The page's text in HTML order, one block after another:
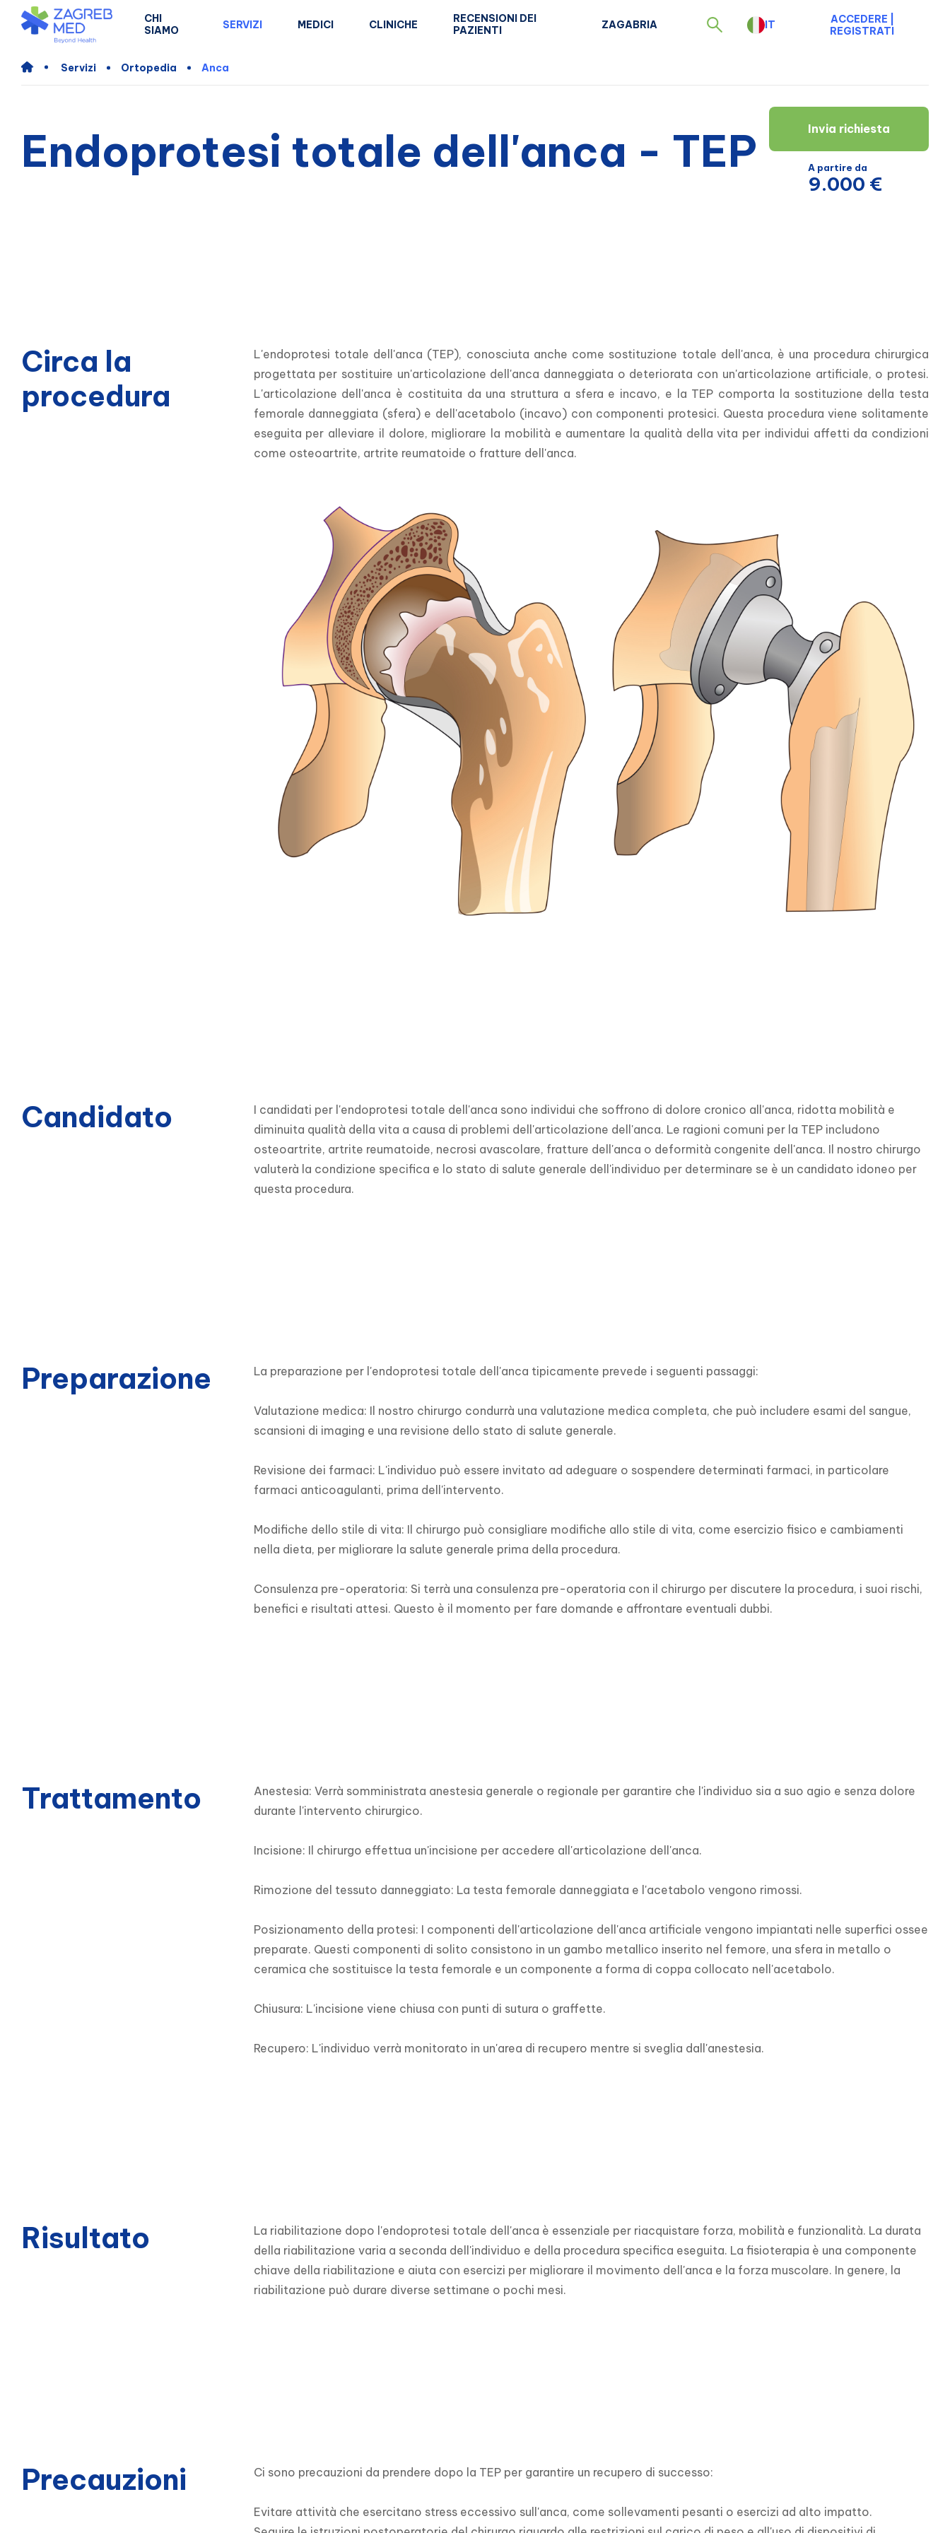
CHI
SIAMO
SERVIZI MEDICI CLINICHE
RECENSIONI DEI
PAZIENTI
ZAGABRIA IT ACCEDERE
REGISTRATI
Servizi Ortopedia Anca
Endoprotesi totale dell'anca - TEP Invia richiesta
A partire da
9.000 €
Circa la
procedura
L'endoprotesi totale dell'anca (TEP), conosciuta anche come sostituzione totale dell'anca, è una procedura chirurgica
progettata per sostituire un'articolazione dell'anca danneggiata o deteriorata con un'articolazione artificiale, o protesi.
L'articolazione dell'anca è costituita da una struttura a sfera e incavo, e la TEP comporta la sostituzione della testa
femorale danneggiata (sfera) e dell'acetabolo (incavo) con componenti protesici. Questa procedura viene solitamente
eseguita per alleviare il dolore, migliorare la mobilità e aumentare la qualità della vita per individui affetti da condizioni
come osteoartrite, artrite reumatoide o fratture dell'anca.
Candidato
I candidati per l'endoprotesi totale dell'anca sono individui che soffrono di dolore cronico all'anca, ridotta mobilità e
diminuita qualità della vita a causa di problemi dell'articolazione dell'anca. Le ragioni comuni per la TEP includono
osteoartrite, artrite reumatoide, necrosi avascolare, fratture dell'anca o deformità congenite dell'anca. Il nostro chirurgo
valuterà la condizione specifica e lo stato di salute generale dell'individuo per determinare se è un candidato idoneo per
questa procedura.
Preparazione La preparazione per l'endoprotesi totale dell'anca tipicamente prevede i seguenti passaggi:
Valutazione medica: Il nostro chirurgo condurrà una valutazione medica completa, che può includere esami del sangue,
scansioni di imaging e una revisione dello stato di salute generale.
Revisione dei farmaci: L'individuo può essere invitato ad adeguare o sospendere determinati farmaci, in particolare
farmaci anticoagulanti, prima dell'intervento.
Modifiche dello stile di vita: Il chirurgo può consigliare modifiche allo stile di vita, come esercizio fisico e cambiamenti
nella dieta, per migliorare la salute generale prima della procedura.
Consulenza pre-operatoria: Si terrà una consulenza pre-operatoria con il chirurgo per discutere la procedura, i suoi rischi,
benefici e risultati attesi. Questo è il momento per fare domande e affrontare eventuali dubbi.
Trattamento
Anestesia: Verrà somministrata anestesia generale o regionale per garantire che l'individuo sia a suo agio e senza dolore
durante l'intervento chirurgico.
Incisione: Il chirurgo effettua un'incisione per accedere all'articolazione dell'anca.
Rimozione del tessuto danneggiato: La testa femorale danneggiata e l'acetabolo vengono rimossi.
Posizionamento della protesi: I componenti dell'articolazione dell'anca artificiale vengono impiantati nelle superfici ossee
preparate. Questi componenti di solito consistono in un gambo metallico inserito nel femore, una sfera in metallo o
ceramica che sostituisce la testa femorale e un componente a forma di coppa collocato nell'acetabolo.
Chiusura: L'incisione viene chiusa con punti di sutura o graffette.
Recupero: L'individuo verrà monitorato in un'area di recupero mentre si sveglia dall'anestesia.
Risultato
La riabilitazione dopo l'endoprotesi totale dell'anca è essenziale per riacquistare forza, mobilità e funzionalità. La durata
della riabilitazione varia a seconda dell'individuo e della procedura specifica eseguita. La fisioterapia è una componente
chiave della riabilitazione e aiuta con esercizi per migliorare il movimento dell'anca e la forza muscolare. In genere, la
riabilitazione può durare diverse settimane o pochi mesi.
Precauzioni Ci sono precauzioni da prendere dopo la TEP per garantire un recupero di successo:
Evitare attività che esercitano stress eccessivo sull'anca, come sollevamenti pesanti o esercizi ad alto impatto.